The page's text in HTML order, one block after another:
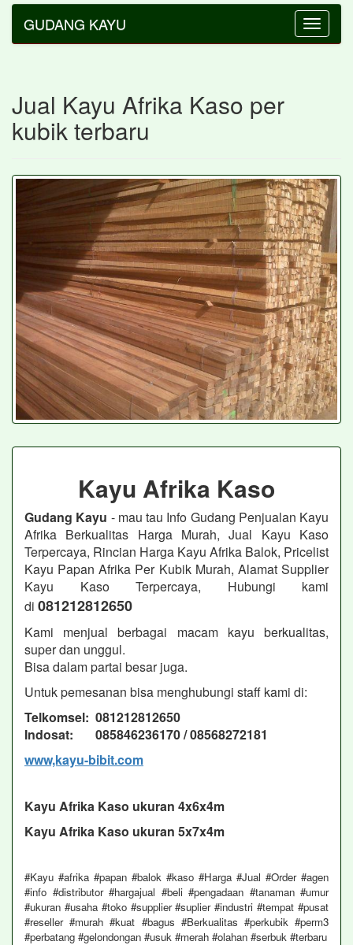
Toggle
GUDANG KAYU
Jual Kayu Afrika Kaso per
kubik terbaru
Kayu Afrika Kaso
Gudang Kayu - mau tau Info Gudang Penjualan Kayu
Afrika Berkualitas Harga Murah, Jual Kayu Kaso
Terpercaya, Rincian Harga Kayu Afrika Balok, Pricelist
Kayu Papan Afrika Per Kubik Murah, Alamat Supplier
Kayu Kaso Terpercaya, Hubungi kami
di 081212812650
Kami menjual berbagai macam kayu berkualitas,
super dan unggul.
Bisa dalam partai besar juga.
Untuk pemesanan bisa menghubungi staff kami di:
Telkomsel: 081212812650
Indosat: 085846236170 / 08568272181
www,kayu-bibit.com
Kayu Afrika Kaso ukuran 4x6x4m
Kayu Afrika Kaso ukuran 5x7x4m
#Kayu #afrika #papan #balok #kaso #Harga #Jual #Order #agen
#info #distributor #hargajual #beli #pengadaan #tanaman #umur
#ukuran #usaha #toko #supplier #suplier #industri #tempat #pusat
#reseller #murah #kuat #bagus #Berkualitas #perkubik #perm3
#perbatang #gelondongan #usuk #merah #olahan #serbuk #terbaru